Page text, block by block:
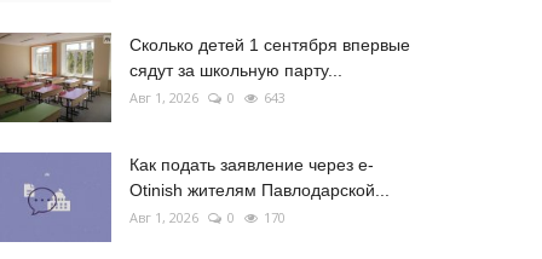
Сколько детей 1 сентября впервые
сядут за школьную парту...
Авг 1, 2026 0 643
Как подать заявление через e-
Otinish жителям Павлодарской...
Авг 1, 2026 0 170